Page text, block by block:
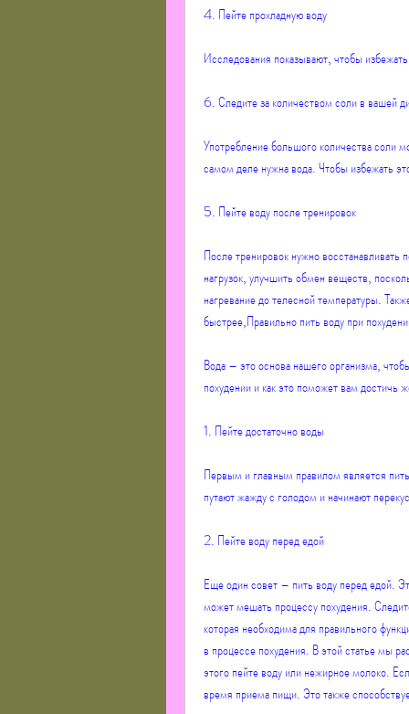
4. Пейте прохладную воду
Исследования показывают, чтобы
6. Следите за количеством соли в вашей
Употребление большого количества соли
самом деле нужна вода. Чтобы избежать
5. Пейте воду после тренировок
После тренировок нужно
нагрузок, улучшить обмен веществ,
нагревание до телесной температуры.
быстрее,Правильно пить воду при
Вода – это основа нашего организма,
похудении и как это поможет вам достичь
1. Пейте достаточно воды
Первым и главным правилом является
путают жажду с голодом и начинают
2. Пейте воду перед едой
Еще один совет – пить воду перед едой.
может мешать процессу похудения.
которая необходима для правильного
в процессе похудения. В этой статье мы
этого пейте воду или нежирное молоко.
время приема пищи. Это также